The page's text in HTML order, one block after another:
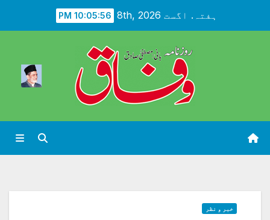
ہفتہ. اگست 8th, 2026 10:05:58 PM
خبر و نظر